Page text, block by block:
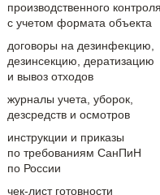
производственного контроля
с учетом формата объекта
договоры на дезинфекцию,
дезинсекцию, дератизацию
и вывоз отходов
журналы учета, уборок,
дезсредств и осмотров
инструкции и приказы
по требованиям СанПиН
по России
чек-лист готовности